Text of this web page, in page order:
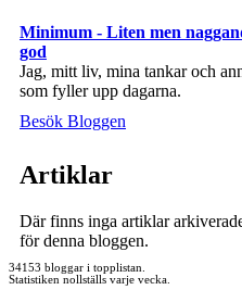
Minimum - Liten men
god
Jag, mitt liv, mina tankar och
som fyller upp dagarna.
Besök Bloggen
Artiklar
Där finns inga artiklar
för denna bloggen.
34153 bloggar i topplistan.
Statistiken nollställs varje vecka.